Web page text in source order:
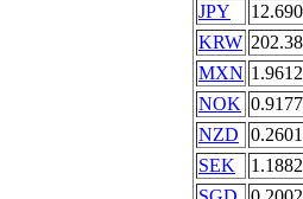
JPY
KRW
MXN 1.9612
NOK 0.9177
NZD
0.2601
SEK
1.1882